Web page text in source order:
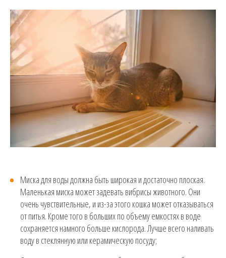
Миска для воды должна быть широкая и достаточно плоская.
Маленькая миска может задевать вибрисы животного. Они
очень чувствительные, и из-за этого кошка может отказываться
от питья. Кроме того в больших по объему емкостях в воде
сохраняется намного больше кислорода. Лучше всего наливать
воду в стеклянную или керамическую посуду;